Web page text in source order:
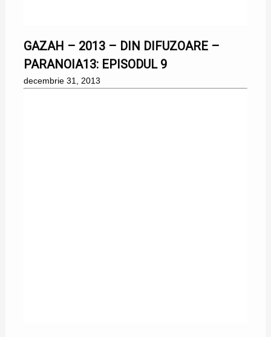
GAZAH – 2013 – DIN DIFUZOARE –
PARANOIA13: EPISODUL 9
decembrie 31, 2013